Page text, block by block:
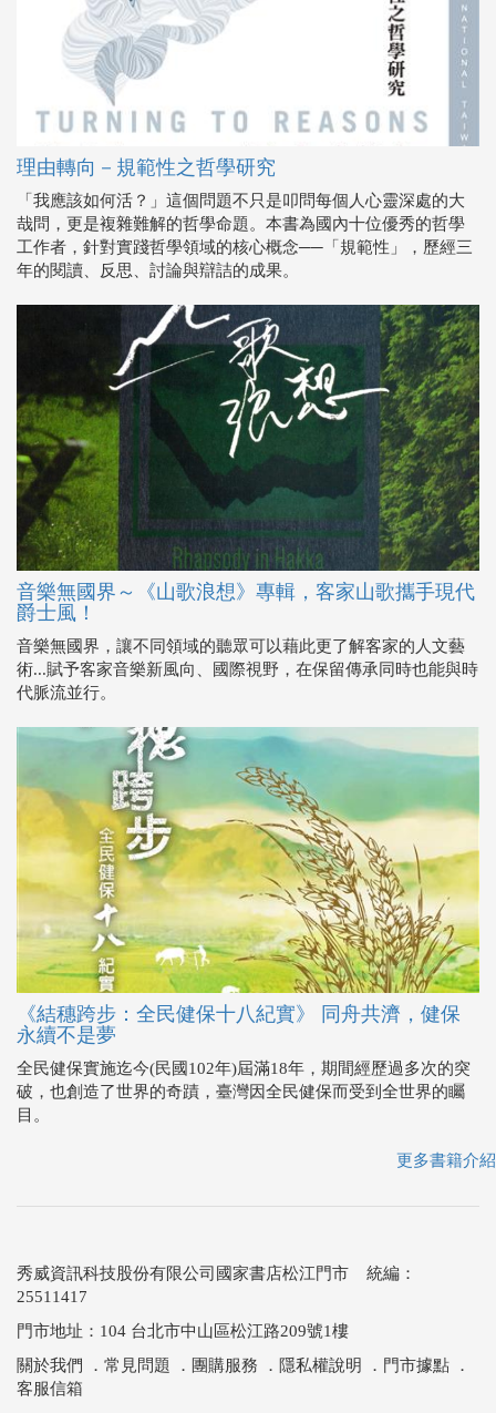
理由轉向－規範性之哲學研究
「我應該如何活？」這個問題不只是叩問每個人心靈深處的大
哉問，更是複雜難解的哲學命題。本書為國內十位優秀的哲學
工作者，針對實踐哲學領域的核心概念──「規範性」，歷經三
年的閱讀、反思、討論與辯詰的成果。
音樂無國界～《山歌浪想》專輯，客家山歌攜手現代
爵士風！
音樂無國界，讓不同領域的聽眾可以藉此更了解客家的人文藝
術...賦予客家音樂新風向、國際視野，在保留傳承同時也能與時
代脈流並行。
《結穗跨步：全民健保十八紀實》 同舟共濟，健保
永續不是夢
全民健保實施迄今(民國102年)屆滿18年，期間經歷過多次的突
破，也創造了世界的奇蹟，臺灣因全民健保而受到全世界的矚
目。
更多書籍介紹
秀威資訊科技股份有限公司國家書店松江門市 統編：
25511417
門市地址：104 台北市中山區松江路209號1樓
關於我們
． 常見問題 ． 團購服務 ． 隱私權說明 ． 門市據點 ．
客服信箱